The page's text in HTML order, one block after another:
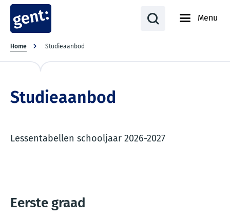
Menu
Kruimelpad
Home Studieaanbod
Studieaanbod
Lessentabellen schooljaar 2026-2027
Eerste graad